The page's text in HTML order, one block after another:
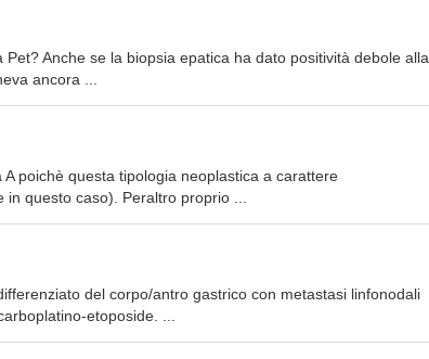
Anche se la biopsia epatica ha dato positività debole alla
ancora ...
poichè questa tipologia neoplastica a carattere
questo caso). Peraltro proprio ...
del corpo/antro gastrico con metastasi linfonodali
etoposide. ...